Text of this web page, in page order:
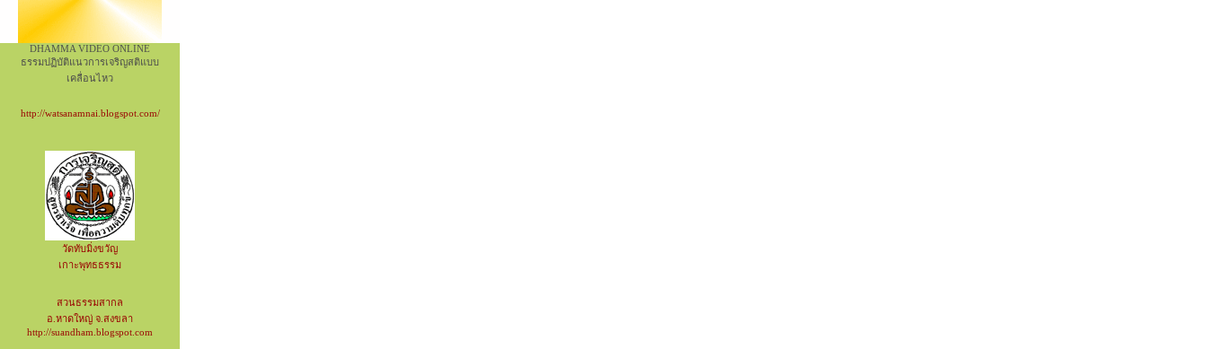
DHAMMA VIDEO ONLINE
ธรรมปฏิบัติแนวการเจริญสติแบบ
เคลื่อนไหว
http://watsanamnai.blogspot.com/
วัดทับมิ่งขวัญ
เกาะพุทธธรรม
สวนธรรมสากล
อ.หาดใหญ่ จ.สงขลา
http://suandham.blogspot.com